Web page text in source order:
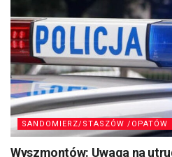
SANDOMIERZ/STASZÓW /OPATÓW
Wyszmontów: Uwaga na